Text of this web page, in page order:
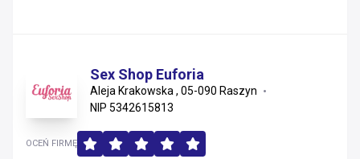
Sex Shop Euforia
Aleja Krakowska , 05-090 Raszyn
NIP 5342615813
OCEŃ FIRMĘ